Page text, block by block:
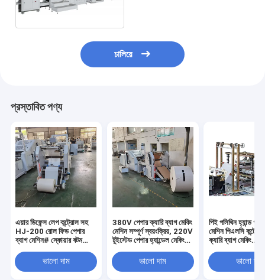
চালিয়ে
প্রস্তাবিত পণ্য
এয়ার ডিফেন্স লেপ কন্ট্রোল সহ
HJ-200 রোল ফিড পেপার
ব্যাগ মেশিন# স্কোয়ার বটম
80-200 মিভালো দাম
380V পেপার ক্যারি ব্যাগ মেকিং
মেশিন সম্পূর্ণ স্বয়ংক্রিয়, 220V
টুইস্টেড পেপার হ্যান্ডেল মেকিং
ভালো দাম
পিই পলিথিন হ্যান্ড
মেশিন পিএলসি
ক্যারি ব্যাগ মেকিং
মিমি ডাইমেনশনভালো দাম